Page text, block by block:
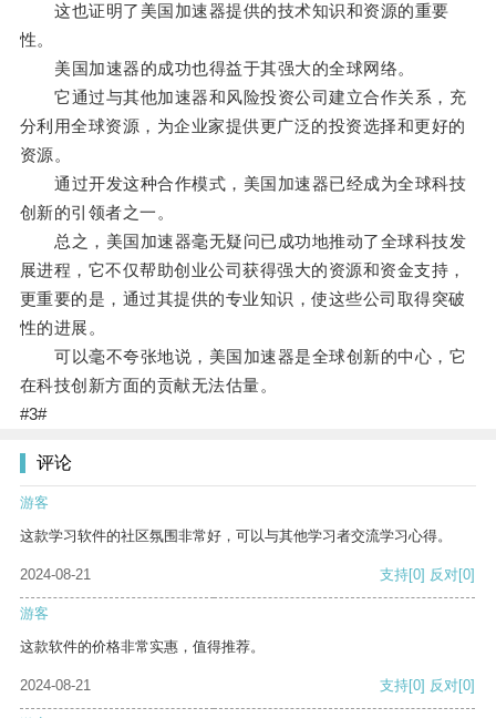
这也证明了美国加速器提供的技术知识和资源的重要
性。
美国加速器的成功也得益于其强大的全球网络。
它通过与其他加速器和风险投资公司建立合作关系，充
分利用全球资源，为企业家提供更广泛的投资选择和更好的
资源。
通过开发这种合作模式，美国加速器已经成为全球科技
创新的引领者之一。
总之，美国加速器毫无疑问已成功地推动了全球科技发
展进程，它不仅帮助创业公司获得强大的资源和资金支持，
更重要的是，通过其提供的专业知识，使这些公司取得突破
性的进展。
可以毫不夸张地说，美国加速器是全球创新的中心，它
在科技创新方面的贡献无法估量。
#3#
评论
游客
这款学习软件的社区氛围非常好，可以与其他学习者交流学习心得。
2024-08-21 支持[0] 反对[0]
游客
这款软件的价格非常实惠，值得推荐。
2024-08-21 支持[0] 反对[0]